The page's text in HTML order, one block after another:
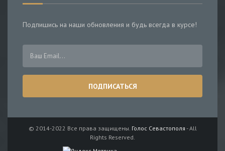
Подпишись на наши обновления и будь всегда в курсе!
© 2014-2022 Все права защищены. Голос Севастополя - All
Rights Reserved.